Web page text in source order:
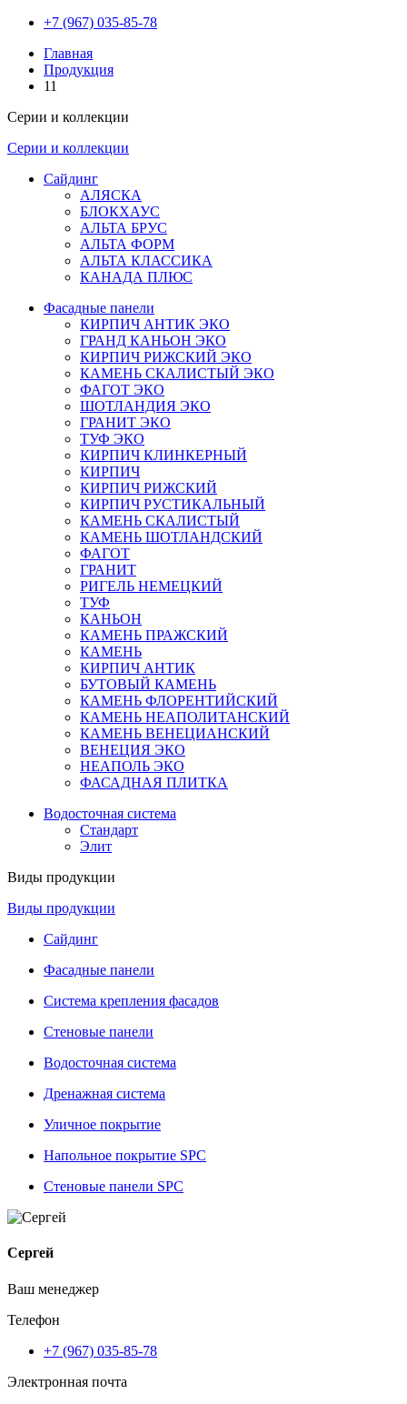
+7 (967) 035-85-78
Главная
Продукция
11
Серии и коллекции
Серии и коллекции
Сайдинг
АЛЯСКА
БЛОКХАУС
АЛЬТА БРУС
АЛЬТА ФОРМ
АЛЬТА КЛАССИКА
КАНАДА ПЛЮС
Фасадные панели
КИРПИЧ АНТИК ЭКО
ГРАНД КАНЬОН ЭКО
КИРПИЧ РИЖСКИЙ ЭКО
КАМЕНЬ СКАЛИСТЫЙ ЭКО
ФАГОТ ЭКО
ШОТЛАНДИЯ ЭКО
ГРАНИТ ЭКО
ТУФ ЭКО
КИРПИЧ КЛИНКЕРНЫЙ
КИРПИЧ
КИРПИЧ РИЖСКИЙ
КИРПИЧ РУСТИКАЛЬНЫЙ
КАМЕНЬ СКАЛИСТЫЙ
КАМЕНЬ ШОТЛАНДСКИЙ
ФАГОТ
ГРАНИТ
РИГЕЛЬ НЕМЕЦКИЙ
ТУФ
КАНЬОН
КАМЕНЬ ПРАЖСКИЙ
КАМЕНЬ
КИРПИЧ АНТИК
БУТОВЫЙ КАМЕНЬ
КАМЕНЬ ФЛОРЕНТИЙСКИЙ
КАМЕНЬ НЕАПОЛИТАНСКИЙ
КАМЕНЬ ВЕНЕЦИАНСКИЙ
ВЕНЕЦИЯ ЭКО
НЕАПОЛЬ ЭКО
ФАСАДНАЯ ПЛИТКА
Водосточная система
Стандарт
Элит
Виды продукции
Виды продукции
Сайдинг
Фасадные панели
Система крепления фасадов
Стеновые панели
Водосточная система
Дренажная система
Уличное покрытие
Напольное покрытие SPC
Стеновые панели SPC
Сергей
Ваш менеджер
Телефон
+7 (967) 035-85-78
Электронная почта